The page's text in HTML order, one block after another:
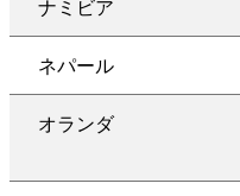
ナミビア
ネパール
オランダ